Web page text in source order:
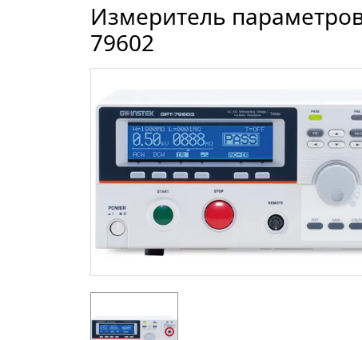
Измеритель
79602